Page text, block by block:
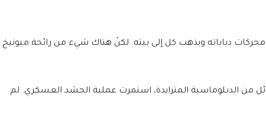
دباباته ويذهب كل إلى بيته. لكنْ هناك شيء من رائحة ميونيخ
من الدبلوماسية المتزايدة، استمرت عملية الحشد العسكري. لم